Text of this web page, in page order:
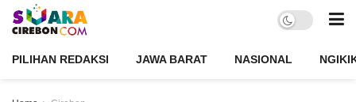
PILIHAN REDAKSI JAWA BARAT NASIONAL